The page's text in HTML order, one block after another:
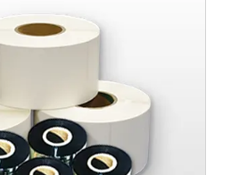
para código de
barra
de fabricação de lacres